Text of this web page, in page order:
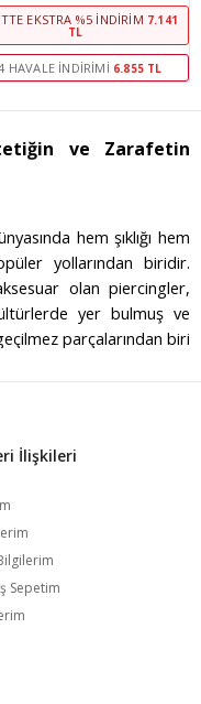
EKSTRA %5 İNDIRIM 7.141
TL
HAVALE İNDIRIMI 6.855 TL
ve Zarafetin
hem şıklığı hem
yollarından biridir.
olan piercingler,
yer bulmuş ve
parçalarından biri
bir araya getirerek,
ve kaliteyi bir arada
Dokunuş
en popüler
bikini ve kısa üstlerle
cesur bir stilin
altın göbek piercing
taşlı ve daha gösterişli
İlişkileri
Sepetim